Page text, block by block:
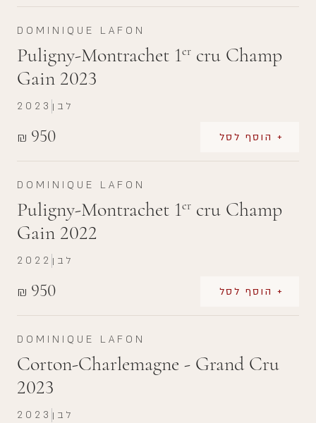
DOMINIQUE LAFON
Puligny-Montrachet 1er cru Champ
Gain 2023
₪ 950 + הוסף לסל
2023 לבן
DOMINIQUE LAFON
Puligny-Montrachet 1er cru Champ
Gain 2022
₪ 950 + הוסף לסל
2022 לבן
DOMINIQUE LAFON
Corton-Charlemagne - Grand Cru
2023
2023 לבן